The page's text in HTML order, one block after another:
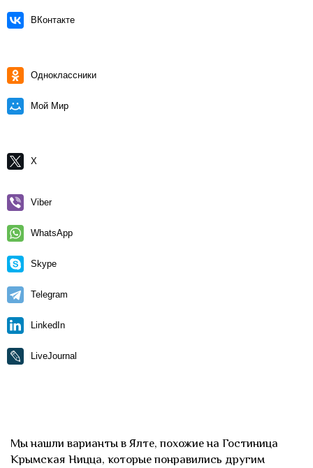
ВКонтакте
Одноклассники
Мой Мир
X
Viber
WhatsApp
Skype
Telegram
LinkedIn
LiveJournal
Мы нашли варианты в Ялте, похожие на Гостиница
Крымская Ницца, которые понравились другим